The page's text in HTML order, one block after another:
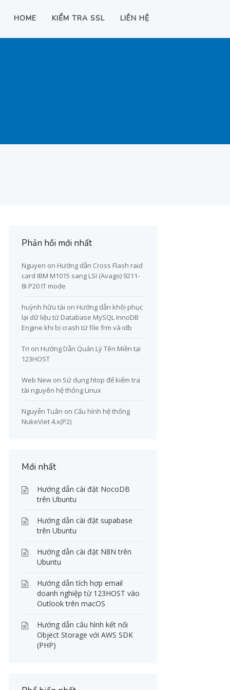
HOME KIỂM TRA SSL LIÊN HỆ
Phản hồi mới nhất
Nguyen on Hướng dẫn Cross Flash raid
card IBM M1015 sang LSI (Avago) 9211-
8i P20 IT mode
huỳnh hữu tài on Hướng dẫn khôi phục
lại dữ liệu từ Database MySQL InnoDB
Engine khi bị crash từ file frm và idb
Tri on Hướng Dẫn Quản Lý Tên Miền tại
123HOST
Web Newon Sử dụng htop để kiểm tra
tài nguyên hệ thống Linux
Nguyễn Tuân on Cấu hình hệ thống
NukeViet 4.x(P2)
Mới nhất
Hướng dẫn cài đặt NocoDB
trên Ubuntu
Hướng dẫn cài đặt supabase
trên Ubuntu
Hướng dẫn cài đặt N8N trên
Ubuntu
Hướng dẫn tích hợp email
doanh nghiệp từ 123HOST vào
Outlook trên macOS
Hướng dẫn cấu hình kết nối
Object Storage với AWS SDK
(PHP)